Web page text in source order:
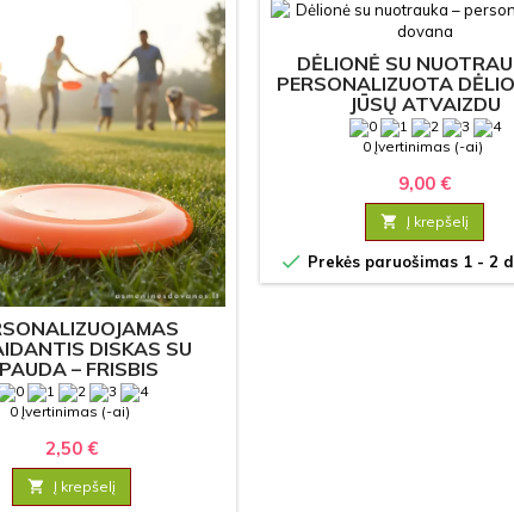
DISKAS SU
– FRISBIS
0 Įvertinimas (-ai)
2,50 €
 Į krepšelį
DĖLIONĖ SU
PERSONALIZUOTA
JŪSŲ ATVAIZDU
0 Įvertinimas (-ai)
9,00 €
 Į krepšelį
 Prekės paruošimas 1 - 2